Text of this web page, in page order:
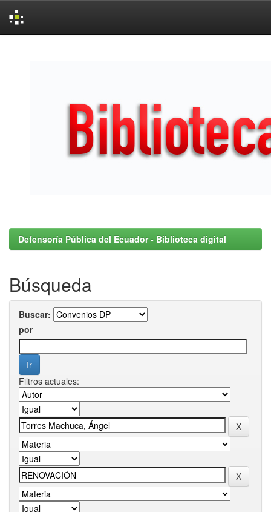
Defensoría Pública del Ecuador - Biblioteca digital
Búsqueda
Buscar:
por
Filtros actuales: